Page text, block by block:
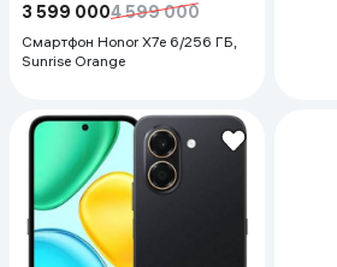
3 599 0004 599 000
Смартфон Honor X7e 6/256 ГБ,
Sunrise Orange